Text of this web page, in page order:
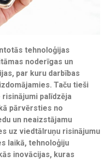
tehnoloģijas
noderīgas un
par kuru darbības
Taču tieši
palīdzēja
pārvērsties no
un neaizstājamu
uz viedtālruņu risinājumu
laikā, tehnoloģiju
inovācijas, kuras